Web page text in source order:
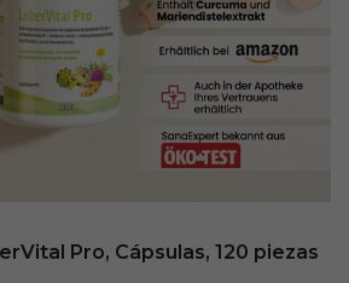
Pro, Cápsulas, 120 piezas